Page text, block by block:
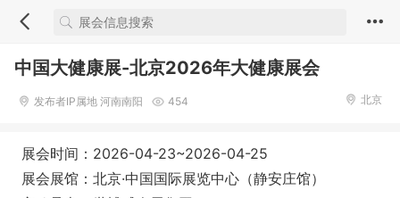
中国大健康展-北京2026年大健康展会
发布者IP属地 河南南阳 454 北京
展会时间：2026-04-23~2026-04-25
展会展馆：北京·中国国际展览中心（静安庄馆）